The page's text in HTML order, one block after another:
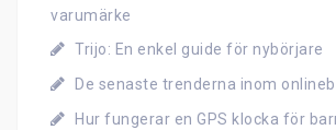
varumärke
Trijo: En enkel guide för nybörjare
De senaste trenderna inom
Hur fungerar en GPS klocka för